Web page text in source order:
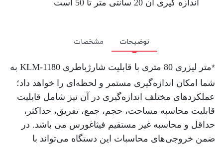
اندازه گیری آن 20 سانتی متر تا 50 است
توضیحات مشخصات
*متر لیزری 80 متری با قابلیت شارژباطری KLM-1180 به
شما امکان اندازه‌گیری مستمر و لحظه‌ای را خواهد داد؛
عملکردهای مختلف اندازه‌گیری در آن نیز شامل قابلیت
قابلیت محاسبه مساحت، حجم، جمع، تفریق، حداکثر،
حداقل و محاسبه غیر مستقیم فیثاغورس می باشد. در
ضمن خروجی‌های محاسبات این دستگاه می‌تواند با